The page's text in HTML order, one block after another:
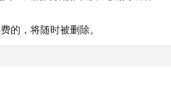
的，将随时被删除。